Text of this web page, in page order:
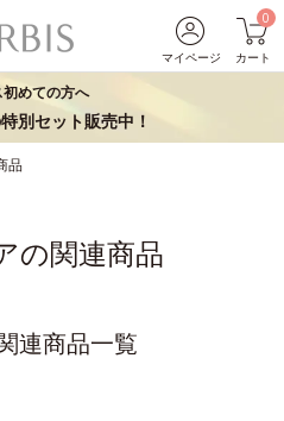
マイページ
0
カート
めての方へ
別セット販売中！
品
の関連商品
連商品一覧